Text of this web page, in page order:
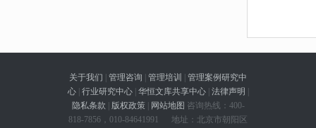
关于我们 管理咨询 管理培训
管理案例研究中
心| 行业研究中心| 华恒文库共享中心| 法律声明
隐私条款
版权政策| 网站地图 咨询热线：400-
818-7856，010-84641991 地址：北京市朝阳区